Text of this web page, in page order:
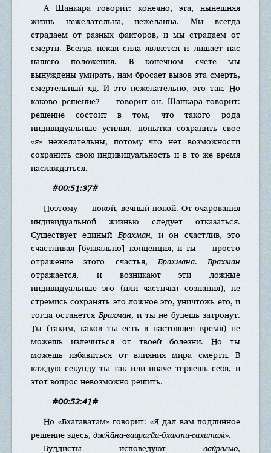
А Шанкара говорит: конечно, эта, нынешняя
жизнь нежелательна, нежеланна. Мы всегда
страдаем от разных факторов, и мы страдаем от
смерти. Всегда некая сила является и лишает нас
нашего положения. В конечном счете мы
вынуждены умирать, нам бросает вызов эта смерть,
смертельный яд. И это нежелательно, это так. Но
каково решение? — говорит он. Шанкара говорит:
решение состоит в том, что такого рода
индивидуальные усилия, попытка сохранить свое
«я» нежелательны, потому что нет возможности
сохранить свою индивидуальность и в то же время
наслаждаться.
#00:51:37#
Поэтому — покой, вечный покой. От очарования
индивидуальной жизнью следует отказаться.
Существует единыйБрахман, и он счастлив, это
счастливая [буквально] концепция, и ты — просто
отражение этого счастья,Брахмана.Брахман
отражается, и возникают эти ложные
индивидуальные эго (или частички сознания), не
стремись сохранять это ложное эго, уничтожь его, и
тогда останетсяБрахман, и ты не будешь затронут.
Ты (таким, каков ты есть в настоящее время) не
можешь излечиться от твоей болезни. Но ты
можешь избавиться от влияния мира смерти. В
каждую секунду ты так или иначе теряешь себя, и
этот вопрос невозможно решить.
#00:52:41#
Но «Бхагаватам» говорит: «Я дал вам подлинное
решение здесь, джн̃а̄на-ваирагйа-бхакти-сахитам̇».
Буддисты исповедуют вайрагью,